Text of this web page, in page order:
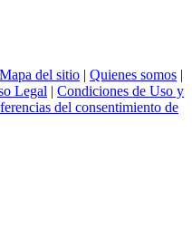
Mapa del sitio | Quienes somos |
Legal | Condiciones de Uso y
del consentimiento de